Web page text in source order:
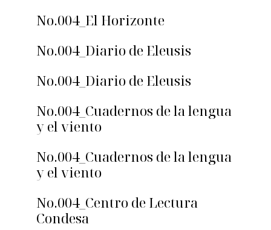
No.004_El Horizonte
No.004_Diario de Eleusis
No.004_Diario de Eleusis
No.004_Cuadernos de la lengua
y el viento
No.004_Cuadernos de la lengua
y el viento
No.004_Centro de Lectura
Condesa